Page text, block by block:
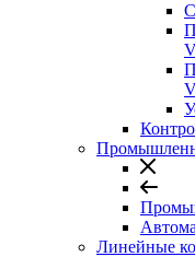
Линейные